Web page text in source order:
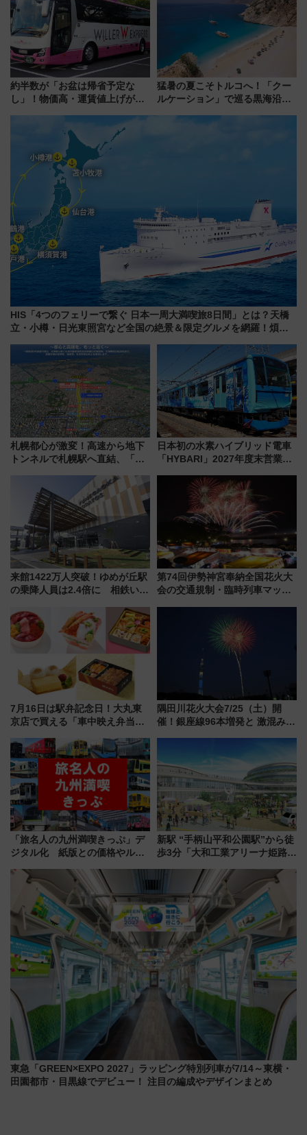
約半数が「お盆は帰省予定な
し」！物価高・運賃値上げが財
りたいけど……【WILLER お盆
帰省動向調査】
猛暑の夏こそトルコへ！「クー
ルケーション」で巡る黒海沿岸
連検索数が前年比237％増、ナ
HIS「4つのフェリーで繋ぐ 日本一周大満喫旅8日間」とは？天橋
立・小樽・日光東照宮など全国の絶景＆限定グルメを網羅！煩雑
札幌都心が激変！高速から地下
トンネルで札幌駅へ直結、「創
から本格着工、延長4.8km整備
事業の全貌
日本初の水素ハイブリッド電車
「HYBARI」2027年度末営業運
で水素利活用が加速
来館1422万人突破！ゆめが丘駅
の乗降人員は2.4倍に 相鉄いず
年祭にそうにゃん＆DB.スター
マンが登場
第74回伊勢神宮奉納全国花火大
会の交通規制・臨時列車マッ
7月16日は駅弁記念日！大丸東
京店で買える「車中映え弁当」
隅田川花火大会7/25（土）開
催！銀座線96本増発と 激混みの
アクセス攻略法、2万発の花火が
都心の夜に！
「旅名人の九州満喫きっぷ」デ
ジタル化 紙版との価格やルー
新駅 “手柄山平和公園駅”から徒
歩3分「大和工業アリーナ姫路」
大相撲巡業など 豪華イベントと
アクセス
東急「GREEN×EXPO 2027」ラッピング特別列車が7/14～東横・
田園都市・目黒線でデビュー！ 注目の編成やデザインまとめ